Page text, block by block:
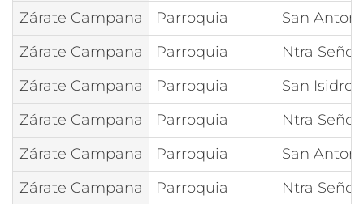
Zárate Campana
Parroquia
San
Zárate Campana
Parroquia
Ntra
Zárate Campana
Parroquia
San Isidro
Zárate Campana
Parroquia
Ntra
Zárate Campana
Parroquia
San
Zárate Campana
Parroquia
Ntra